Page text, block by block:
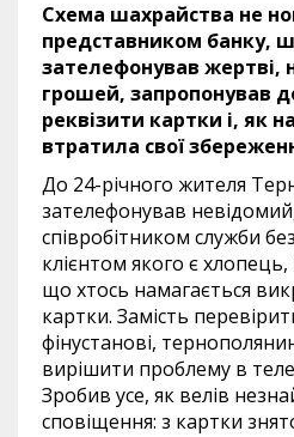
Схема шахрайства не
представником банку,
зателефонував жертві,
грошей, запропонував
реквізити картки і, як
втратила свої
До 24-річного жителя
зателефонував
співробітником служби
клієнтом якого є
що хтось намагається
картки. Замість
фінустанові,
вирішити проблему в
Зробив усе, як велів
сповіщення: з картки